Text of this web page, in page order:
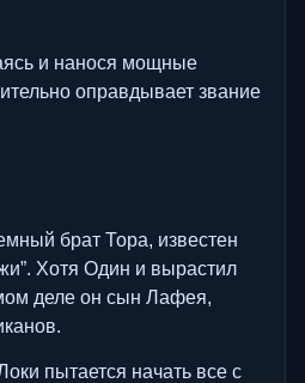
и нанося мощные
оправдывает звание
брат Тора, известен
Хотя Один и вырастил
деле он сын Лафея,
пытается начать все с